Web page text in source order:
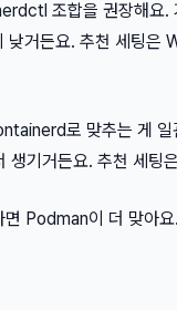
조합을 권장해요.
낮거든요. 추천 세
로 맞추는 게
생기거든요. 추천 세
Podman이 더 맞아